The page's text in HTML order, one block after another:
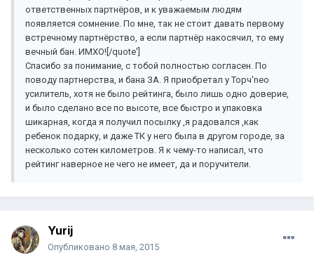
ответственных партнёров, и к уважаемым людям
появляется сомнение. По мне, так не стоит давать первому
встречному партнёрство, а если партнёр накосячил, то ему
вечный бан. ИМХО![/quote']
Спасибо за понимание, с тобой полностью согласен. По
поводу партнерства, и бана ЗА. Я приобретал у Торч'neo
усилитель, хотя не было рейтинга, было лишь одно доверие,
и было сделано все по высоте, все быстро и упаковка
шикарная, когда я получил посылку ,я радовался ,как
ребенок подарку, и даже ТК у него была в другом городе, за
несколько сотен километров. Я к чему-то написал, что
рейтинг наверное не чего не имеет, да и поручители.
Yurij
Опубликовано 8 мая, 2015